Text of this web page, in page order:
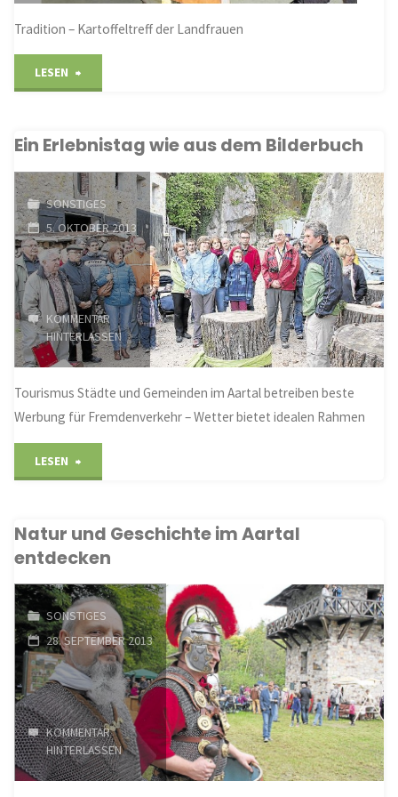
Tradition – Kartoffeltreff der Landfrauen
LESEN
gezaubert"
Ein Erlebnistag wie aus dem Bilderbuch
SONSTIGES
5. OKTOBER 2013
KOMMENTAR
HINTERLASSEN
Tourismus Städte und Gemeinden im Aartal betreiben beste
Werbung für Fremdenverkehr – Wetter bietet idealen Rahmen
LESEN
wie
dem
Bilderbuch"
Natur und Geschichte im Aartal
entdecken
SONSTIGES
28. SEPTEMBER 2013
KOMMENTAR
HINTERLASSEN